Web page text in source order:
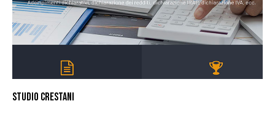
STUDIO CRESTANI